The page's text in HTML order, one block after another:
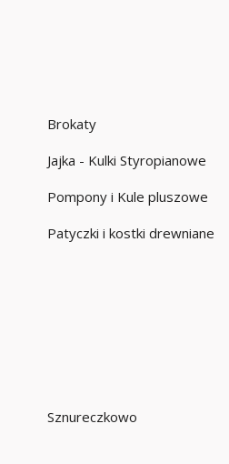
Brokaty
Jajka - Kulki Styropianowe
Pompony i Kule pluszowe
Patyczki i kostki drewniane
Sznureczkowo